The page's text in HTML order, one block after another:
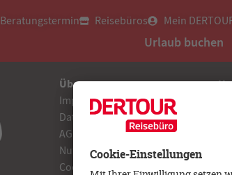
Beratungstermin Reisebüros Mein
Urlaub buchen
Über uns
Impressum
Datenschutz
AGB
Nutzungsbedingungen
Cookie Einstellungen